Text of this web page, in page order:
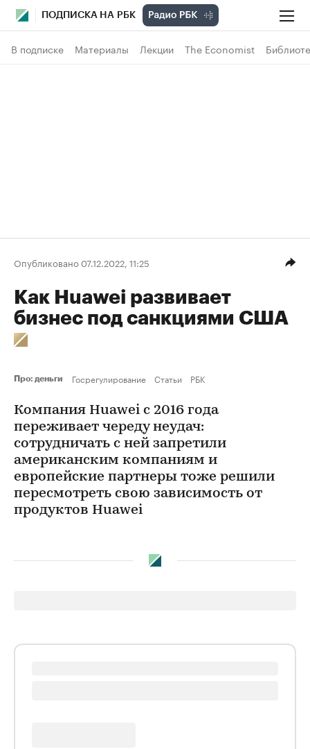
ПОДПИСКА НА РБК
В подписке Материалы Лекции The Economist
Опубликовано 07.12.2022, 11:25
Как Huawei развивает
бизнес под санкциями США
Про: деньги Госрегулирование Статьи РБК
Компания Huawei с 2016 года
переживает череду неудач:
сотрудничать с ней запретили
американским компаниям и
европейские партнеры тоже решили
пересмотреть свою зависимость от
продуктов Huawei